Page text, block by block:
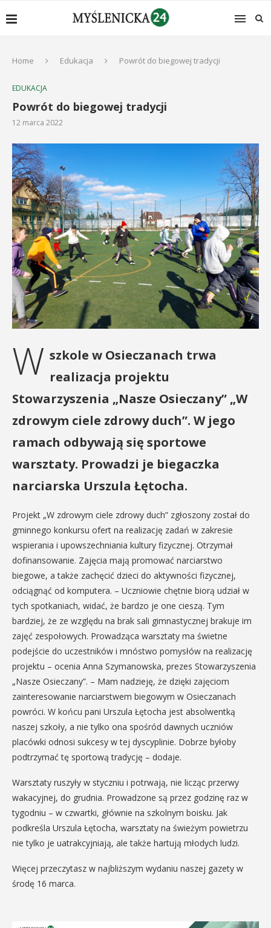
Home Edukacja Powrót do biegowej tradycji
EDUKACJA
Powrót do biegowej tradycji
12 marca 2022
W szkole w Osieczanach trwa
realizacja projektu
Stowarzyszenia „Nasze Osieczany” „W
zdrowym ciele zdrowy duch”. W jego
ramach odbywają się sportowe
warsztaty. Prowadzi je biegaczka
narciarska Urszula Łętocha.
Projekt „W zdrowym ciele zdrowy duch” zgłoszony został do
gminnego konkursu ofert na realizację zadań w zakresie
wspierania i upowszechniania kultury fizycznej. Otrzymał
dofinansowanie. Zajęcia mają promować narciarstwo
biegowe, a także zachęcić dzieci do aktywności fizycznej,
odciągnąć od komputera. – Uczniowie chętnie biorą udział w
tych spotkaniach, widać, że bardzo je one cieszą. Tym
bardziej, że ze względu na brak sali gimnastycznej brakuje im
zajęć zespołowych. Prowadząca warsztaty ma świetne
podejście do uczestników i mnóstwo pomysłów na realizację
projektu – ocenia Anna Szymanowska, prezes Stowarzyszenia
„Nasze Osieczany”. – Mam nadzieję, że dzięki zajęciom
zainteresowanie narciarstwem biegowym w Osieczanach
powróci. W końcu pani Urszula Łętocha jest absolwentką
naszej szkoły, a nie tylko ona spośród dawnych uczniów
placówki odnosi sukcesy w tej dyscyplinie. Dobrze byłoby
podtrzymać tę sportową tradycję – dodaje.
Warsztaty ruszyły w styczniu i potrwają, nie licząc przerwy
wakacyjnej, do grudnia. Prowadzone są przez godzinę raz w
tygodniu – w czwartki, głównie na szkolnym boisku. Jak
podkreśla Urszula Łętocha, warsztaty na świeżym powietrzu
nie tylko je uatrakcyjniają, ale także hartują młodych ludzi.
Więcej przeczytasz w najbliższym wydaniu naszej gazety w
środę 16 marca.